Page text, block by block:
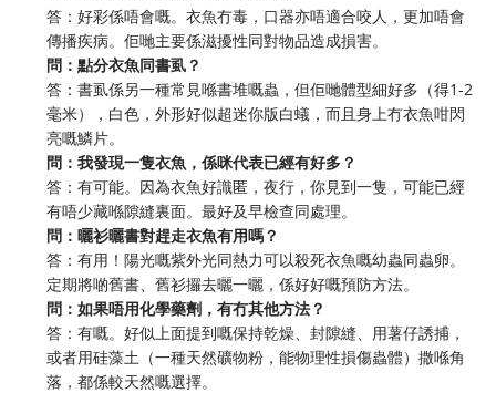
答：好彩係唔會嘅。衣魚冇毒，口器亦唔適合咬人，更加唔會
傳播疾病。佢哋主要係滋擾性同對物品造成損害。
問：點分衣魚同書虱？
答：書虱係另一種常見喺書堆嘅蟲，但佢哋體型細好多（得1-2
毫米），白色，外形好似超迷你版白蟻，而且身上冇衣魚咁閃
亮嘅鱗片。
問：我發現一隻衣魚，係咪代表已經有好多？
答：有可能。因為衣魚好識匿，夜行，你見到一隻，可能已經
有唔少藏喺隙縫裏面。最好及早檢查同處理。
問：曬衫曬書對趕走衣魚有用嗎？
答：有用！陽光嘅紫外光同熱力可以殺死衣魚嘅幼蟲同蟲卵。
定期將啲舊書、舊衫攞去曬一曬，係好好嘅預防方法。
問：如果唔用化學藥劑，有冇其他方法？
答：有嘅。好似上面提到嘅保持乾燥、封隙縫、用薯仔誘捕，
或者用硅藻土（一種天然礦物粉，能物理性損傷蟲體）撒喺角
落，都係較天然嘅選擇。